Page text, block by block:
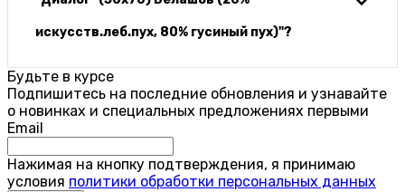
искусств.леб.пух, 80% гусиный пух)"?
Будьте в курсе
Подпишитесь на последние обновления и узнавайте
о новинках и специальных предложениях первыми
Email
Нажимая на кнопку подтверждения, я принимаю
условия политики обработки персональных данных